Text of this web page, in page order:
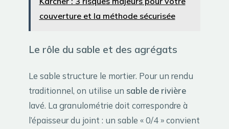
couverture et la méthode sécurisée
Le rôle du sable et des agrégats
Le sable structure le mortier. Pour un rendu
traditionnel, on utilise un sable de rivière
lavé. La granulométrie doit correspondre à
l’épaisseur du joint : un sable « 0/4 » convient